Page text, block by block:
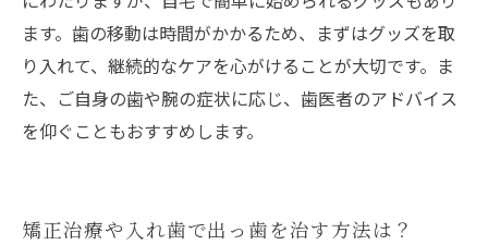
ます。歯の移動は時間がかかるため、まずはグッズを取
り入れて、継続的なケアを心がけることが大切です。ま
た、ご自身の歯や腕の症状に応じ、歯医者のアドバイス
を仰ぐこともおすすめします。
矯正治療や入れ歯で出っ歯を治す方法は？